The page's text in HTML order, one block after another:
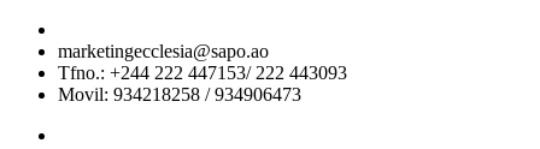
marketingecclesia@sapo.ao
Tfno.: +244 222 447153/ 222 443093
Movil: 934218258 / 934906473